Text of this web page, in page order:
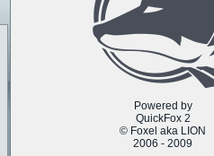
Powered by
QuickFox 2
© Foxel aka LION
2006 - 2009